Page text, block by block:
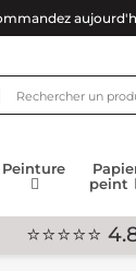
Peinture
peint